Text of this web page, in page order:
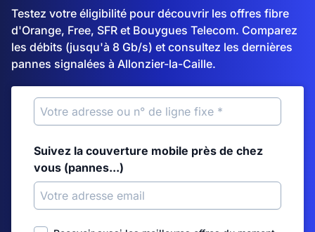
Testez votre éligibilité pour découvrir les offres fibre
d'Orange, Free, SFR et Bouygues Telecom. Comparez
les débits (jusqu'à 8 Gb/s) et consultez les dernières
pannes signalées à Allonzier-la-Caille.
Suivez la couverture mobile près de chez
vous (pannes...)